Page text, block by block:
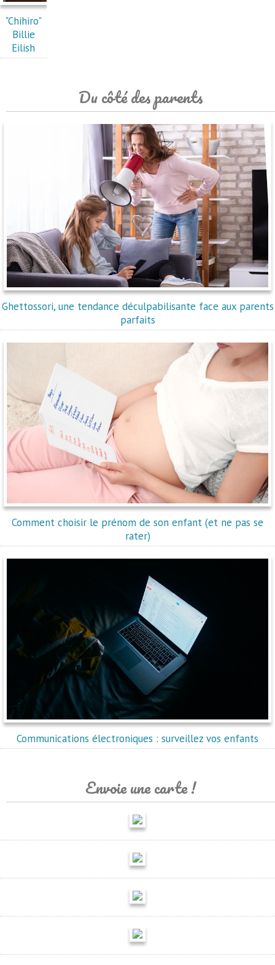
"Chihiro"
Billie
Eilish
Du côté des parents
Ghettossori, une tendance déculpabilisante face aux parents
parfaits
Comment choisir le prénom de son enfant (et ne pas se
rater)
Communications électroniques : surveillez vos enfants
Envoie une carte !